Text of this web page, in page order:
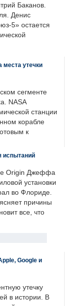
Баканов.
Денис
5» остается
места утечки
сегменте
NASA
станции
корабле
к
испытаний
Origin Джеффа
установки
во Флориде.
причины
все, что
Google и
утечку
в истории. В